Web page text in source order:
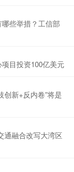
些举措？工信部
目投资100亿美元
创新+反内卷”将是
通融合改写大湾区